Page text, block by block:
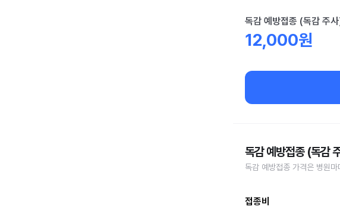
독감 예방접종 (독감 주
12,000원
독감 예방접종 (독감
독감 예방접종 가격은 병원
접종비